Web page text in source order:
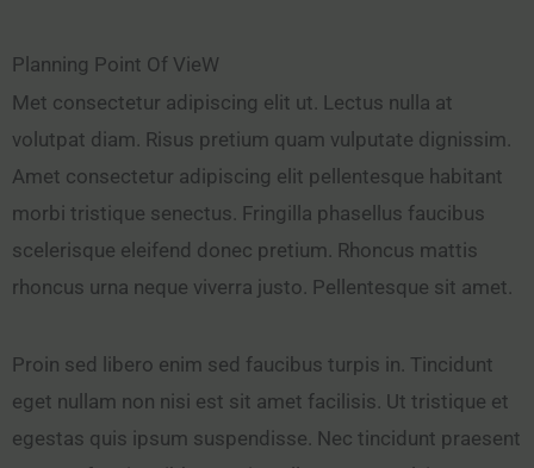
Planning Point Of VieW
Met consectetur adipiscing elit ut. Lectus nulla at
volutpat diam. Risus pretium quam vulputate dignissim.
Amet consectetur adipiscing elit pellentesque habitant
morbi tristique senectus. Fringilla phasellus faucibus
scelerisque eleifend donec pretium. Rhoncus mattis
rhoncus urna neque viverra justo. Pellentesque sit amet.
Proin sed libero enim sed faucibus turpis in. Tincidunt
eget nullam non nisi est sit amet facilisis. Ut tristique et
egestas quis ipsum suspendisse. Nec tincidunt praesent